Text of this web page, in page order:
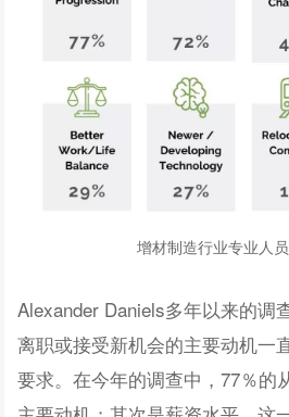
增材制造行业专业人
Alexander Daniels多年以来的调
离职或接受新机会的主要动机一
要求。在今年的调查中，77％的